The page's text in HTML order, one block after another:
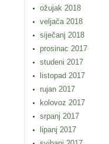
ožujak 2018
veljača 2018
siječanj 2018
prosinac 2017
studeni 2017
listopad 2017
rujan 2017
kolovoz 2017
srpanj 2017
lipanj 2017